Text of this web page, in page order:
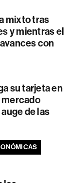
mixto tras
y mientras el
con
su tarjeta en
mercado
de las